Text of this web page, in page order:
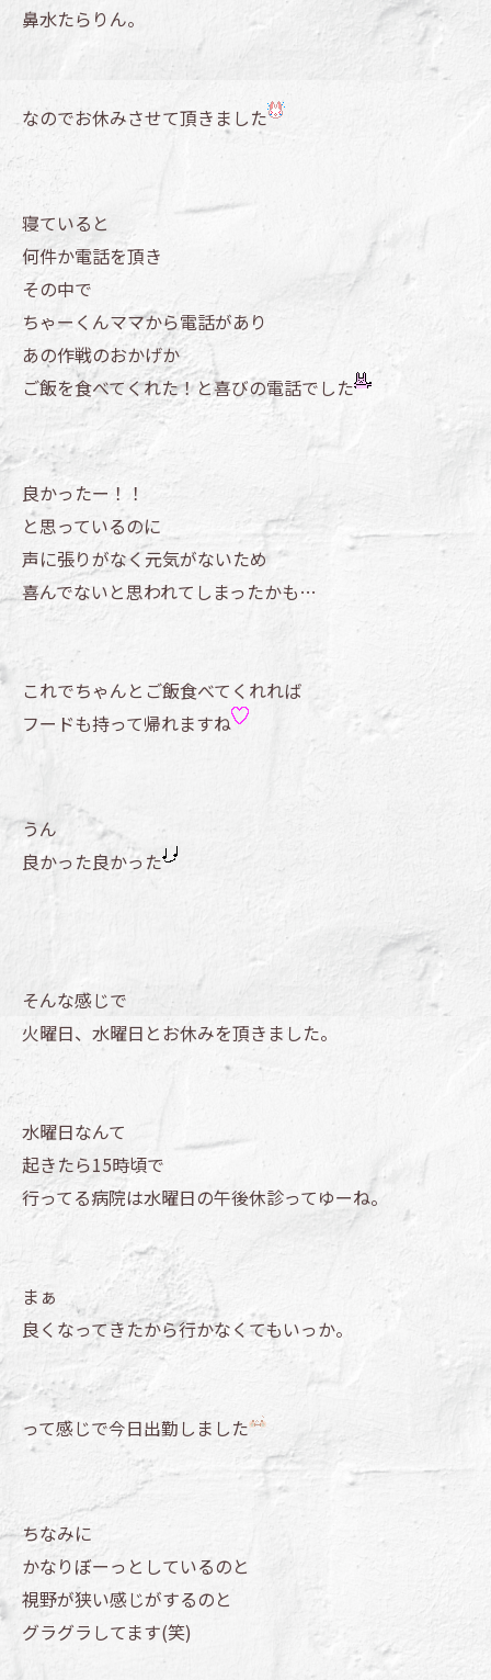
鼻水たらりん。
なのでお休みさせて頂きました
寝ていると
何件か電話を頂き
その中で
ちゃーくんママから電話があり
あの作戦のおかげか
ご飯を食べてくれた！と喜びの電話でした
良かったー！！
と思っているのに
声に張りがなく元気がないため
喜んでないと思われてしまったかも…
これでちゃんとご飯食べてくれれば
フードも持って帰れますね
うん
良かった良かった
そんな感じで
火曜日、水曜日とお休みを頂きました。
水曜日なんて
起きたら15時頃で
行ってる病院は水曜日の午後休診ってゆーね。
まぁ
良くなってきたから行かなくてもいっか。
って感じで今日出勤しました
ちなみに
かなりぼーっとしているのと
視野が狭い感じがするのと
グラグラしてます(笑)